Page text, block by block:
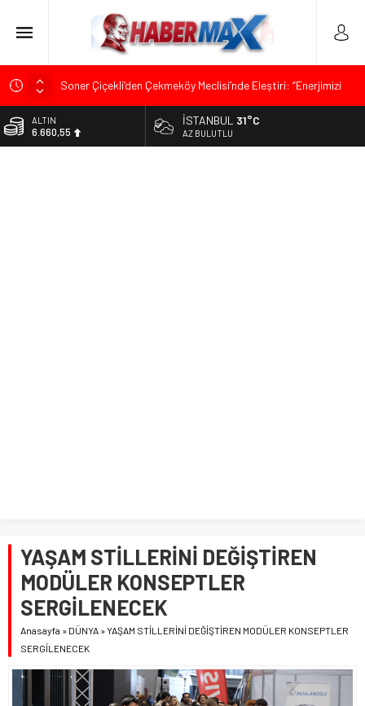
Soner Çiçekli’den Çekmeköy Meclisi’nde Eleştiri: “Enerjimizi
Edremit’te Kaymakam Ahmet Odabaş’a Duygu Dolu Veda
ALTIN
6.660,55
İSTANBUL 31°C
AZ BULUTLU
YAŞAM STİLLERİNİ DEĞİŞTİREN
MODÜLER KONSEPTLER
SERGİLENECEK
Anasayfa » DÜNYA »YAŞAM STİLLERİNİ DEĞİŞTİREN MODÜLER KONSEPTLER
SERGİLENECEK